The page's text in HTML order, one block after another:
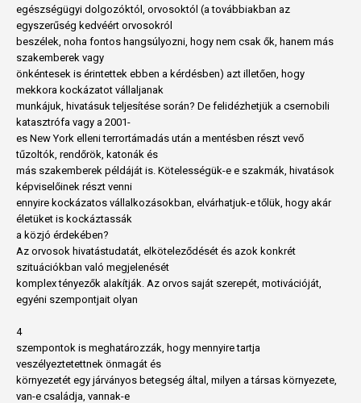
egészségügyi dolgozóktól, orvosoktól (a továbbiakban az
egyszerűség kedvéért orvosokról
beszélek, noha fontos hangsúlyozni, hogy nem csak ők, hanem más
szakemberek vagy
önkéntesek is érintettek ebben a kérdésben) azt illetően, hogy
mekkora kockázatot vállaljanak
munkájuk, hivatásuk teljesítése során? De felidézhetjük a csernobili
katasztrófa vagy a 2001-
es New York elleni terrortámadás után a mentésben részt vevő
tűzoltók, rendőrök, katonák és
más szakemberek példáját is. Kötelességük-e e szakmák, hivatások
képviselőinek részt venni
ennyire kockázatos vállalkozásokban, elvárhatjuk-e tőlük, hogy akár
életüket is kockáztassák
a közjó érdekében?
Az orvosok hivatástudatát, elköteleződését és azok konkrét
szituációkban való megjelenését
komplex tényezők alakítják. Az orvos saját szerepét, motivációját,
egyéni szempontjait olyan
4
szempontok is meghatározzák, hogy mennyire tartja
veszélyeztetettnek önmagát és
környezetét egy járványos betegség által, milyen a társas környezete,
van-e családja, vannak-e